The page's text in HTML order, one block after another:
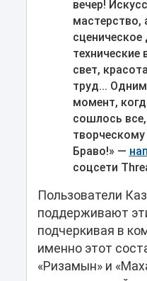
вечер!
мастерство,
технические
свет,
труд...
момент,
сошлось
творческому
Браво!» —
соцсети
Пользователи
поддерживают
подчеркивая в
именно этот
«Ризамын» и